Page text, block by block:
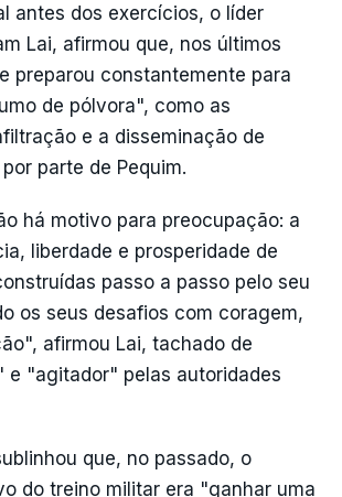
antes dos exercícios, o líder
Lai, afirmou que, nos últimos
preparou constantemente para
de pólvora", como as
e a disseminação de
parte de Pequim.
há motivo para preocupação: a
liberdade e prosperidade de
passo a passo pelo seu
os seus desafios com coragem,
afirmou Lai, tachado de
e "agitador" pelas autoridades
que, no passado, o
do treino militar era "ganhar uma